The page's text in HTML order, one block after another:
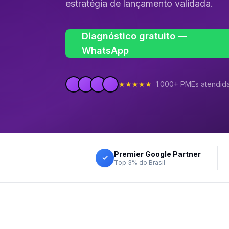
estratégia de lançamento validada.
Diagnóstico gratuito —
WhatsApp
★★★★★ 1.000+ PMEs
✓ Premier Google Partner
Top 3% do Brasil